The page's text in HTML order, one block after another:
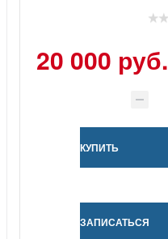
20 000 руб.
КУПИТЬ
ЗАПИСАТЬСЯ